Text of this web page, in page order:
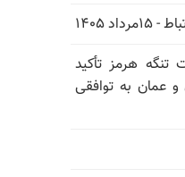
۱۴۰۵
تنگه هرمز تأکید
عمان به توافقی